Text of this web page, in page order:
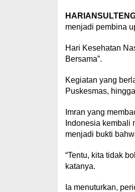
menjadi pembina
Hari Kesehatan
Bersama”.
Kegiatan yang
Puskesmas,
Imran yang
Indonesia kembali
menjadi bukti
“Tentu, kita tidak
katanya.
Ia menuturkan,